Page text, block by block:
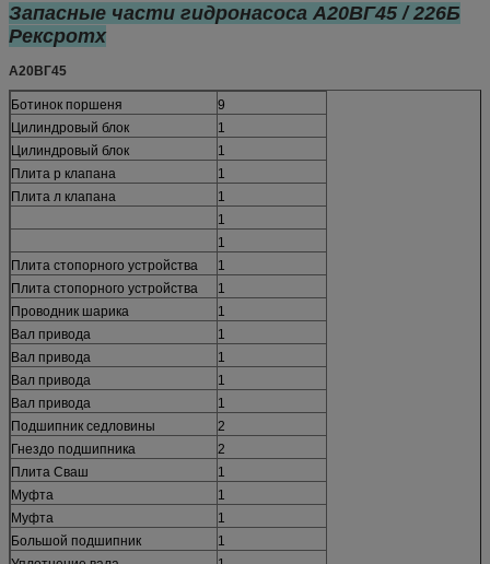
Запасные части гидронасоса А20ВГ45 / 226Б
Рексротх
А20ВГ45
Ботинок поршеня
9
Цилиндровый блок
1
Цилиндровый блок
1
Плита р клапана
1
Плита л клапана
1
1
1
Плита стопорного устройства
1
Плита стопорного устройства
1
Проводник шарика
1
Вал привода
1
Вал привода
1
Вал привода
1
Вал привода
1
Подшипник седловины
2
Гнездо подшипника
2
Плита Сваш
1
Муфта
1
Муфта
1
Большой подшипник
1